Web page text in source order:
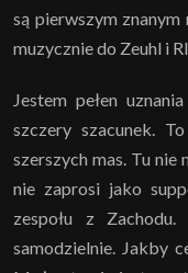
są pierwszym
muzycznie do Zeuhl i
Jestem pełen
szczery szacunek.
szerszych mas. Tu
nie zaprosi jako
zespołu z
samodzielnie. Jakby